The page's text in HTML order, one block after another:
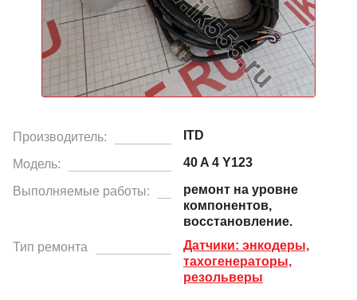
Производитель: ITD
Модель: 40 A 4 Y123
Выполняемые работы:
ремонт на уровне
компонентов,
восстановление.
Тип ремонта
Датчики: энкодеры,
тахогенераторы,
резольверы